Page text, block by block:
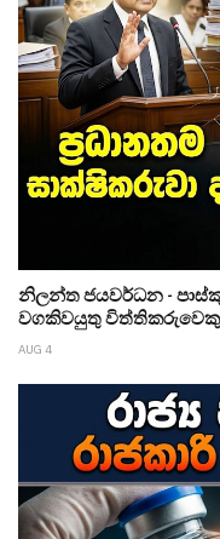
නිලන්ත ජයවර්ධන - පාස්කු
වගකිවයුතු විත්තිකරුවෙකු
AUG 4